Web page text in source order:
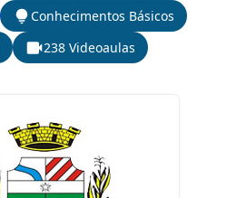
Conhecimentos Básicos
238 Videoaulas